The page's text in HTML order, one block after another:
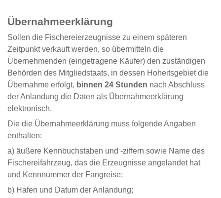
Übernahmeerklärung
Sollen die Fischereierzeugnisse zu einem späteren
Zeitpunkt verkauft werden, so übermitteln die
Übernehmenden (eingetragene Käufer) den zuständigen
Behörden des Mitgliedstaats, in dessen Hoheitsgebiet die
Übernahme erfolgt, binnen 24 Stunden nach Abschluss
der Anlandung die Daten als Übernahmeerklärung
elektronisch.
Die die Übernahmeerklärung muss folgende Angaben
enthalten:
a) äußere Kennbuchstaben und -ziffern sowie Name des
Fischereifahrzeug, das die Erzeugnisse angelandet hat
und Kennnummer der Fangreise;
b) Hafen und Datum der Anlandung;